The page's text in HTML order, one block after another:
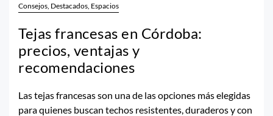
Consejos, Destacados, Espacios
Tejas francesas en Córdoba:
precios, ventajas y
recomendaciones
Las tejas francesas son una de las opciones más elegidas
para quienes buscan techos resistentes, duraderos y con